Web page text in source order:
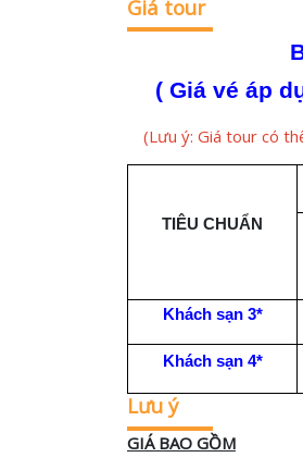
Giá tour
( Giá vé áp
(Lưu ý: Giá tour có
TIÊU CHUẨN
Khách sạn 3*
Khách sạn 4*
Lưu ý
GIÁ BAO GỒM